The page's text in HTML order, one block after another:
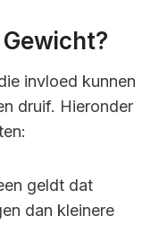
invloed kunnen
druif. Hieronder
geldt dat
dan kleinere